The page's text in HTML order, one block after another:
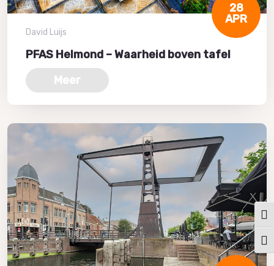
28
APR
David Luijs
PFAS Helmond – Waarheid boven tafel
Meer